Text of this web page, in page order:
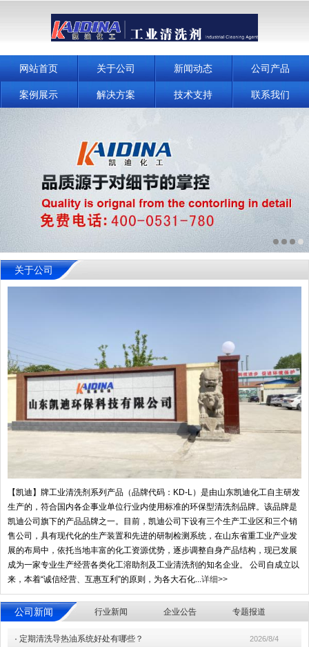
网站首页 关于公司 新闻动态 公司产品
案例展示 解决方案 技术支持 联系我们
关于公司
【凯迪】牌工业清洗剂系列产品（品牌代码：KD-L）是由山东凯迪化工自主研发
生产的，符合国内各企事业单位行业内使用标准的环保型清洗剂品牌。该品牌是
凯迪公司旗下的产品品牌之一。目前，凯迪公司下设有三个生产工业区和三个销
售公司，具有现代化的生产装置和先进的研制检测系统，在山东省重工业产业发
展的布局中，依托当地丰富的化工资源优势，逐步调整自身产品结构，现已发展
成为一家专业生产经营各类化工溶助剂及工业清洗剂的知名企业。 公司自成立以
来，本着“诚信经营、互惠互利”的原则，为各大石化... 详细>>
公司新闻 行业新闻 企业公告 专题报道
· 定期清洗导热油系统好处有哪些？ 2026/8/4